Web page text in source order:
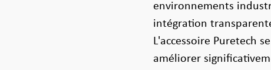
environnements
intégration
L'accessoire Puretech
améliorer